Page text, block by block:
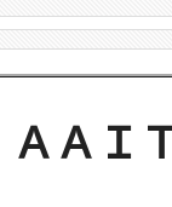
ＡＡＩ